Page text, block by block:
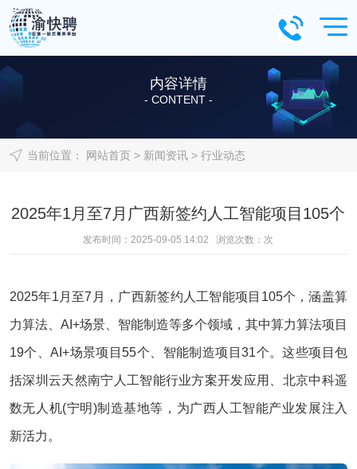
内容详情
- CONTENT -
当前位置： 网站首页> 新闻资讯> 行业动态
2025年1月至7月广西新签约人工智能项目105个
发布时间：2025-09-05 14:02 浏览次数： 次
2025年1月至7月，广西新签约人工智能项目105个，涵盖算
力算法、AI+场景、智能制造等多个领域，其中算力算法项目
19个、AI+场景项目55个、智能制造项目31个。这些项目包
括深圳云天然南宁人工智能行业方案开发应用、北京中科遥
数无人机(宁明)制造基地等，为广西人工智能产业发展注入
新活力。